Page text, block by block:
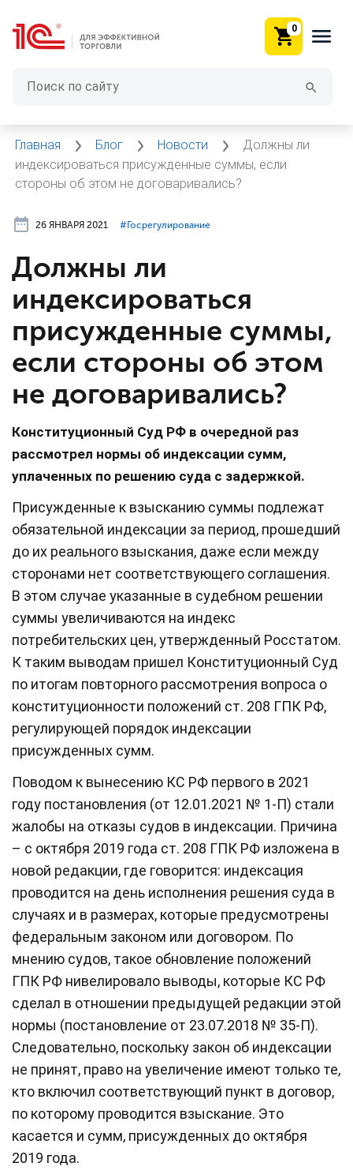
0
Главная Блог Новости
Должны ли
индексироваться присужденные суммы, если
стороны об этом не договаривались?
26 ЯНВАРЯ 2021 #⁣Госрегулирование
Должны ли
индексироваться
присужденные суммы,
если стороны об этом
не договаривались?
Конституционный Суд РФ в очередной раз
рассмотрел нормы об индексации сумм,
уплаченных по решению суда с задержкой.
Присужденные к взысканию суммы подлежат
обязательной индексации за период, прошедший
до их реального взыскания, даже если между
сторонами нет соответствующего соглашения.
В этом случае указанные в судебном решении
суммы увеличиваются на индекс
потребительских цен, утвержденный Росстатом.
К таким выводам пришел Конституционный Суд
по итогам повторного рассмотрения вопроса о
конституционности положений ст. 208 ГПК РФ,
регулирующей порядок индексации
присужденных сумм.
Поводом к вынесению КС РФ первого в 2021
году постановления (от 12.01.2021 № 1-П) стали
жалобы на отказы судов в индексации. Причина
– с октября 2019 года ст. 208 ГПК РФ изложена в
новой редакции, где говорится: индексация
проводится на день исполнения решения суда в
случаях и в размерах, которые предусмотрены
федеральным законом или договором. По
мнению судов, такое обновление положений
ГПК РФ нивелировало выводы, которые КС РФ
сделал в отношении предыдущей редакции этой
нормы (постановление от 23.07.2018 № 35-П).
Следовательно, поскольку закон об индексации
не принят, право на увеличение имеют только те,
кто включил соответствующий пункт в договор,
по которому проводится взыскание. Это
касается и сумм, присужденных до октября
2019 года.